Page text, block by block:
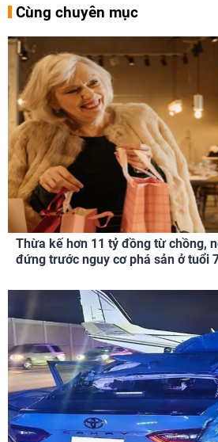
Cùng chuyên mục
Thừa kế hơn 11 tỷ đồng từ chồng,
đứng trước nguy cơ phá sản ở tuổi